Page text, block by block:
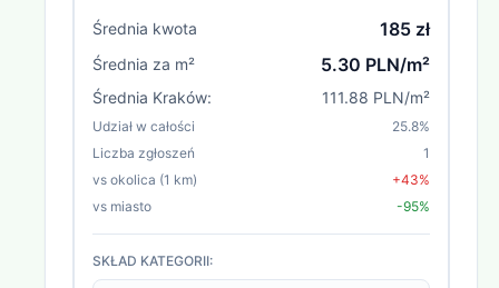
Średnia kwota 185 zł
Średnia za m² 5.30 PLN/m²
Średnia Kraków: 111.88 PLN/m²
Udział w całości 25.8%
Liczba zgłoszeń
1
vs okolica (1 km)
+43%
vs miasto
-95%
SKŁAD KATEGORII: